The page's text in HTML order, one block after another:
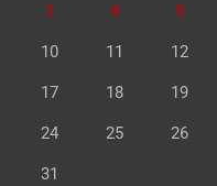
3 4 5
10 11 12
17 18 19
24 25 26
31